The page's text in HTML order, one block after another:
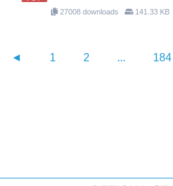
27008 downloads 141.33 KB
◄ 1 2 ... 184